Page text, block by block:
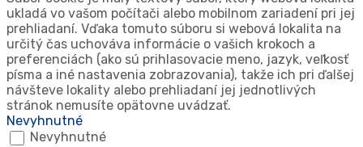
ukladá vo vašom počítači alebo mobilnom zariadení pri jej
prehliadaní. Vďaka tomuto súboru si webová lokalita na
určitý čas uchováva informácie o vašich krokoch a
preferenciách (ako sú prihlasovacie meno, jazyk, veľkosť
písma a iné nastavenia zobrazovania), takže ich pri ďalšej
návšteve lokality alebo prehliadaní jej jednotlivých
stránok nemusíte opätovne uvádzať.
Nevyhnutné
Nevyhnutné